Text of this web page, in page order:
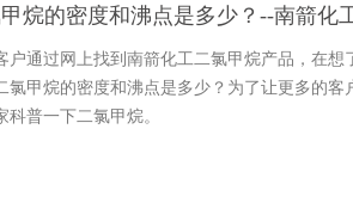
烷的密度和沸点是多少？--南箭化
户通过网上找到南箭化工二氯甲烷产品，在想
氯甲烷的密度和沸点是多少？为了让更多的客
科普一下二氯甲烷。